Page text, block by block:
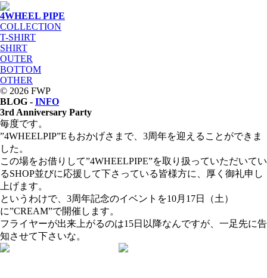
4WHEEL PIPE
COLLECTION
T-SHIRT
SHIRT
OUTER
BOTTOM
OTHER
© 2026 FWP
BLOG - INFO
3rd Anniversary Party
毎度です。
”4WHEELPIP”Eもおかげさまで、3周年を迎えることができま
した。
この場をお借りして”4WHEELPIPE”を取り扱っていただいてい
るSHOP並びに応援して下さっている皆様方に、厚く御礼申し
上げます。
というわけで、3周年記念のイベントを10月17日（土）
に”CREAM”で開催します。
フライヤーが出来上がるのは15日以降なんですが、一足先に告
知させて下さいな。